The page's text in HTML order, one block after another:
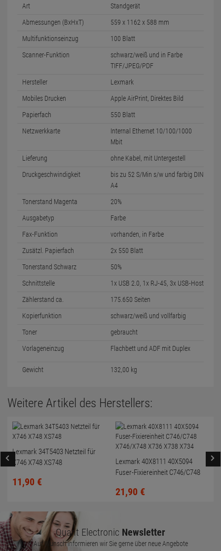
Art Standgerät
Abmessungen (BxHxT) 559 x 1162 x 588 mm
Multifunktionseinzug 100 Blatt
Scanner-Funktion
schwarz/weiß und in Farbe
TIFF/JPEG/PDF
Hersteller Lexmark
Mobiles Drucken Apple AirPrint, Direktes Bild
Papierfach 550 Blatt
Netzwerkkarte
Internal Ethernet 10/100/1000
Mbit
Lieferung ohne Kabel, mit Untergestell
Druckgeschwindigkeit
bis zu 52 S/Min s/w und farbig DIN
A4
Tonerstand Magenta 20%
Ausgabetyp Farbe
Fax-Funktion vorhanden, in Farbe
Zusätzl. Papierfach 2x 550 Blatt
Tonerstand Schwarz 50%
Schnittstelle 1x USB 2.0, 1x RJ-45, 3x USB-Host
Zählerstand ca. 175.650 Seiten
Kopierfunktion schwarz/weiß und vollfarbig
Toner gebraucht
Vorlageneinzug Flachbett und ADF mit Duplex
Gewicht 132,00 kg
Weitere Artikel des Herstellers:
Lexmark 34T5403 Netzteil für
X746 X748 XS748
11,90 €
Lexmark 40X8111 40X5094
Fuser-Fixiereinheit C746/C748
21,90 €
Quant Electronic Newsletter
Auf Wunsch informieren wir Sie gerne über neue Angebote